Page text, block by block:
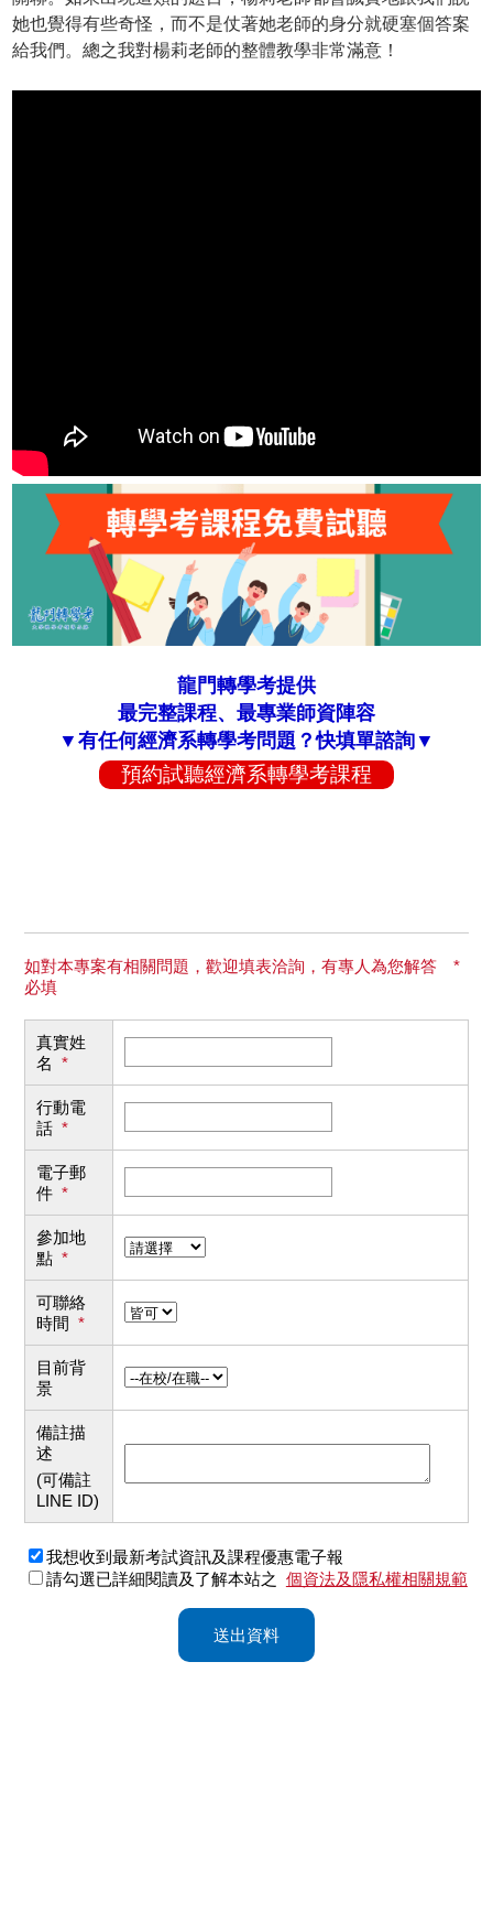
她也覺得有些奇怪，而不是仗著她老師的身分就硬塞個答案
給我們。總之我對楊莉老師的整體教學非常滿意！
龍門轉學考提供
最完整課程、最專業師資陣容
▼有任何經濟系轉學考問題？快填單諮詢▼
預約試聽經濟系轉學考課程
如對本專案有相關問題，歡迎填表洽詢，有專人為您解答 *
必填
真實姓
名 *
行動電
話 *
電子郵
件 *
參加地
點 *
可聯絡
時間 *
目前背
景
備註描
述
(可備註
LINE ID)
我想收到最新考試資訊及課程優惠電子報
請勾選已詳細閱讀及了解本站之 個資法及隱私權相關規範
送出資料